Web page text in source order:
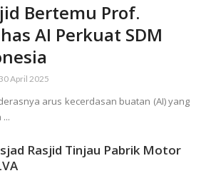
Bertemu Prof.
AI Perkuat SDM
April 2025
arus kecerdasan buatan (AI) yang
Rasjid Tinjau Pabrik Motor